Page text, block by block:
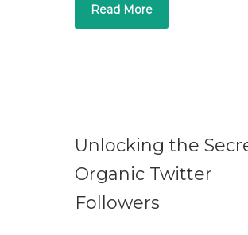
Read More
Unlocking the
Organic Twitter
Followers